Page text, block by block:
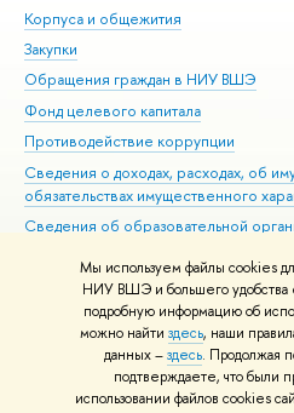
Мы используем файлы cookies
НИУ ВШЭ и большего удобства
подробную информацию об
можно найти здесь, наши
данных –здесь. Продолжая
подтверждаете, что были
использовании файлов cookies
Корпуса и общежития
Закупки
Обращения граждан в НИУ ВШЭ
Фонд целевого капитала
Противодействие коррупции
Сведения о доходах, расходах, об
обязательствах имущественного
Сведения об образовательной
Людям с ограниченными
Единая платежная страница
Работа в Вышке
© НИУ ВШЭ 1993–2026 Адреса и